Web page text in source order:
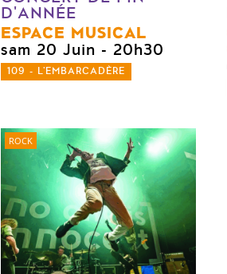
D'ANNÉE
ESPACE MUSICAL
sam 20 Juin - 20h30
109 - L'EMBARCADÈRE
ROCK